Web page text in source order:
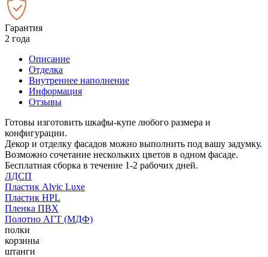
Гарантия
2 года
Описание
Отделка
Внутреннее наполнение
Информация
Отзывы
Готовы изготовить шкафы-купе любого размера и
конфигурации.
Декор и отделку фасадов можно выполнить под вашу задумку.
Возможно сочетание нескольких цветов в одном фасаде.
Бесплатная сборка в течение 1-2 рабочих дней.
ЛДСП
Пластик Alvic Luxe
Пластик HPL
Пленка ПВХ
Полотно АГТ (МДФ)
полки
корзины
штанги